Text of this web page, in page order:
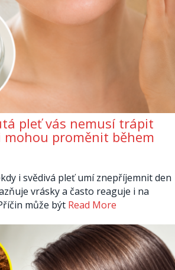
pleť vás nemusí trápit
mohou proměnit během
i svědivá pleť umí znepříjemnit den
vrásky a často reaguje i na
může být Read More